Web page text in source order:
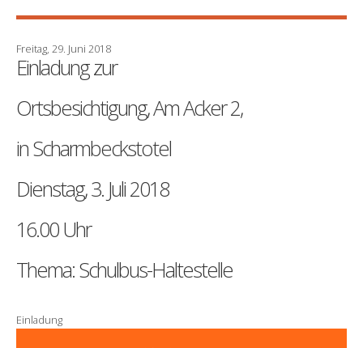
Freitag, 29. Juni 2018
Einladung zur
Ortsbesichtigung, Am Acker 2,
in Scharmbeckstotel
Dienstag, 3. Juli 2018
16.00 Uhr
Thema: Schulbus-Haltestelle
Einladung